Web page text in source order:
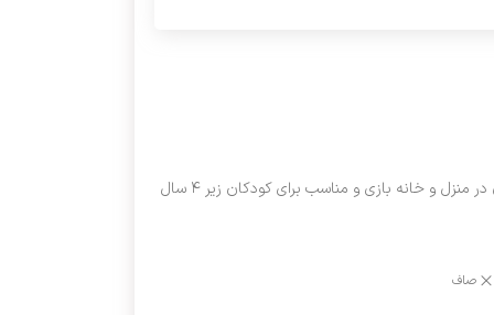
و خانه بازی و مناسب برای کودکان زیر ۴ سال
صاف